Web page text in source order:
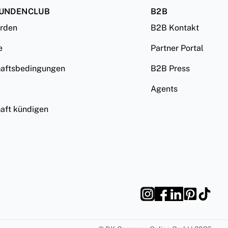
kündigen
B2B
B2B Kontakt
Partner Portal
B2B Press
Agents